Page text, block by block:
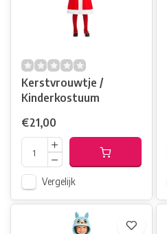
Kerstvrouwtje /
Kinderkostuum
€21,00
Vergelijk